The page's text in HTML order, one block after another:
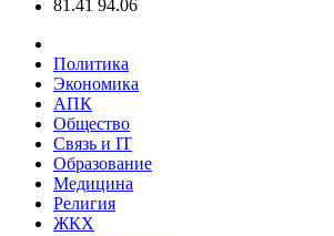
81.41 94.06
Политика
Экономика
АПК
Общество
Связь и IT
Образование
Медицина
Религия
ЖКХ